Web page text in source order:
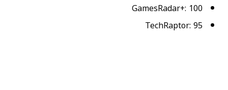
GamesRadar+: 100
TechRaptor: 95